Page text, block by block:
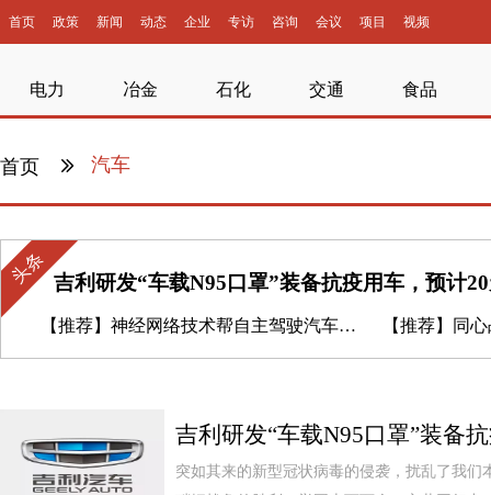
首页 政策 新闻 动态 企业 专访 咨询 会议 项目 视频
电力 冶金 石化 交通 食品
首页 汽车
头条 吉利研发“车载N95口罩”装备抗疫用车，预计
【推荐】 神经网络技术帮自主驾驶汽车识别幻影物体 【推荐】 同心战
吉利研发“车载N95口罩”装备
突如其来的新型冠状病毒的侵袭，扰乱了我